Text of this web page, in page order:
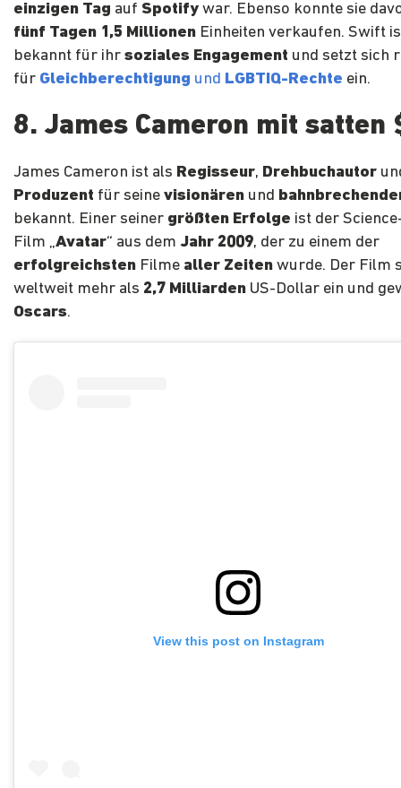
einzigen Tag auf Spotify war. Ebenso konnte sie
fünf Tagen 1,5 Millionen Einheiten verkaufen. Swift
bekannt für ihr soziales Engagement und setzt sich
für Gleichberechtigung und LGBTIQ-Rechte ein.
8. James Cameron mit satten
James Cameron ist als Regisseur, Drehbuchautor
Produzent für seine visionären und
bekannt. Einer seiner größten Erfolge ist der
Film „Avatar“ aus dem Jahr 2009, der zu einem der
erfolgreichsten Filme aller Zeiten wurde. Der Film
weltweit mehr als 2,7 Milliarden US-Dollar ein und
Oscars.
View this post on Instagram